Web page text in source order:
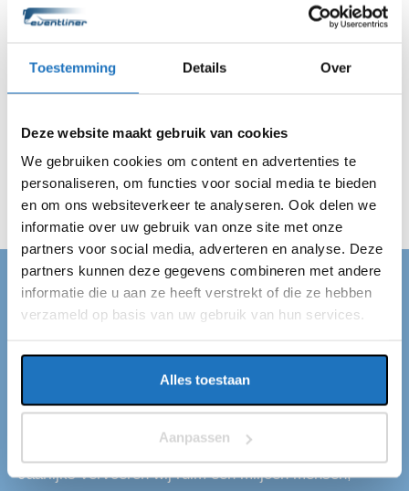
Toestemming Details Over
Deze website maakt gebruik van cookies
We gebruiken cookies om content en advertenties te
personaliseren, om functies voor social media te bieden
en om ons websiteverkeer te analyseren. Ook delen we
informatie over uw gebruik van onze site met onze
partners voor social media, adverteren en analyse. Deze
partners kunnen deze gegevens combineren met andere
informatie die u aan ze heeft verstrekt of die ze hebben
verzameld op basis van uw gebruik van hun services.
Alles toestaan
Aanpassen
zijn altijd op de afgesproken tijd op locatie in Holten en
Wij regelen alles en jij kan van je dag genieten!
PARTYBUS HOLTEN
Partybus huren in Holten
ons aan het juiste adres! Wij van Eventliner hebben
standplaatsen in Holten en de rest van Nederland.
Jaarlijks vervoeren wij ruim een miljoen mensen,